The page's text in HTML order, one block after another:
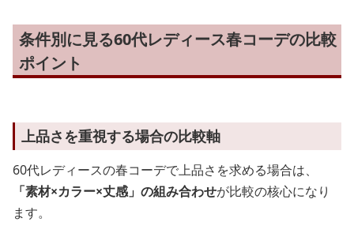
条件別に見る60代レディース春コーデの比較
ポイント
上品さを重視する場合の比較軸
60代レディースの春コーデで上品さを求める場合は、
「素材×カラー×丈感」の組み合わせが比較の核心になり
ます。